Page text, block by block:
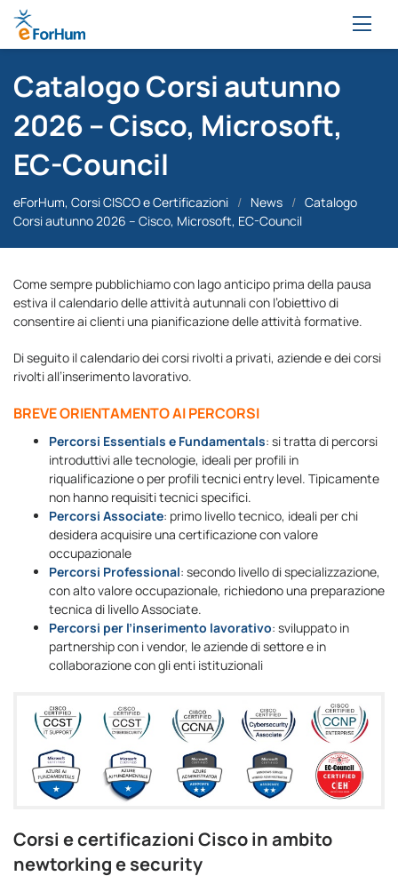
Catalogo Corsi autunno
2026 – Cisco, Microsoft,
EC-Council
eForHum, Corsi CISCO e Certificazioni / News / Catalogo
Corsi autunno 2026 – Cisco, Microsoft, EC-Council
Come sempre pubblichiamo con lago anticipo prima della pausa
estiva il calendario delle attività autunnali con l’obiettivo di
consentire ai clienti una pianificazione delle attività formative.
Di seguito il calendario dei corsi rivolti a privati, aziende e dei corsi
rivolti all’inserimento lavorativo.
BREVE ORIENTAMENTO AI PERCORSI
Percorsi Essentials e Fundamentals: si tratta di percorsi
introduttivi alle tecnologie, ideali per profili in
riqualificazione o per profili tecnici entry level. Tipicamente
non hanno requisiti tecnici specifici.
Percorsi Associate: primo livello tecnico, ideali per chi
desidera acquisire una certificazione con valore
occupazionale
Percorsi Professional: secondo livello di specializzazione,
con alto valore occupazionale, richiedono una preparazione
tecnica di livello Associate.
Percorsi per l’inserimento lavorativo: sviluppato in
partnership con i vendor, le aziende di settore e in
collaborazione con gli enti istituzionali
Corsi e certificazioni Cisco in ambito
newtorking e security